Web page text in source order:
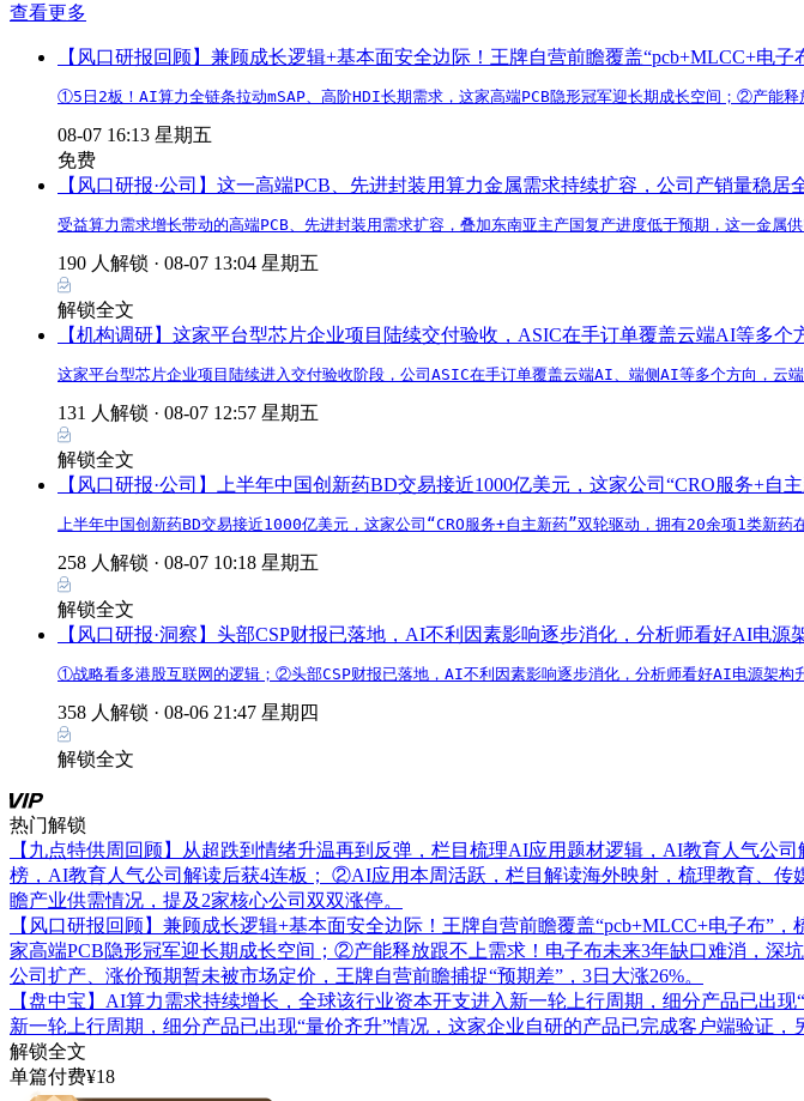
查看更多
【风口研报回顾】兼顾成长逻辑+基本面安全边际！王牌自营前瞻覆盖“pcb+MLCC+电
①5日2板！AI算力全链条拉动mSAP、高阶HDI长期需求，这家高端PCB隐形冠军迎长期成长空间；②产能
08-07 16:13 星期五
免费
【风口研报·公司】这一高端PCB、先进封装用算力金属需求持续扩容，公司产销量稳
受益算力需求增长带动的高端PCB、先进封装用需求扩容，叠加东南亚主产国复产进度低于预期，这一金
190 人解锁 · 08-07 13:04 星期五
解锁全文
【机构调研】这家平台型芯片企业项目陆续交付验收，ASIC在手订单覆盖云端AI等多个
这家平台型芯片企业项目陆续进入交付验收阶段，公司ASIC在手订单覆盖云端AI、端侧AI等多个方向，云端
131 人解锁 · 08-07 12:57 星期五
解锁全文
【风口研报·公司】上半年中国创新药BD交易接近1000亿美元，这家公司“CRO服务+
上半年中国创新药BD交易接近1000亿美元，这家公司“CRO服务+自主新药”双轮驱动，拥有20余项1类新
258 人解锁 · 08-07 10:18 星期五
解锁全文
【风口研报·洞察】头部CSP财报已落地，AI不利因素影响逐步消化，分析师看好AI电
①战略看多港股互联网的逻辑；②头部CSP财报已落地，AI不利因素影响逐步消化，分析师看好AI电源架
358 人解锁 · 08-06 21:47 星期四
解锁全文
热门解锁
【九点特供周回顾】从超跌到情绪升温再到反弹，栏目梳理AI应用题材逻辑，AI教育人气公司
榜，AI教育人气公司解读后获4连板； ②AI应用本周活跃，栏目解读海外映射，梳理教育、
瞻产业供需情况，提及2家核心公司双双涨停。
【风口研报回顾】兼顾成长逻辑+基本面安全边际！王牌自营前瞻覆盖“pcb+MLCC+电子布”
家高端PCB隐形冠军迎长期成长空间；②产能释放跟不上需求！电子布未来3年缺口难消，
公司扩产、涨价预期暂未被市场定价，王牌自营前瞻捕捉“预期差”，3日大涨26%。
【盘中宝】AI算力需求持续增长，全球该行业资本开支进入新一轮上行周期，细分产品已出
新一轮上行周期，细分产品已出现“量价齐升”情况，这家企业自研的产品已完成客户端验证，
解锁全文
单篇付费¥18